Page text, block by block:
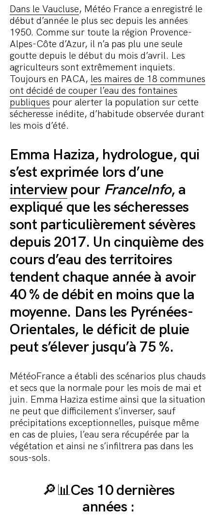
Dans le Vaucluse, Météo France a enregistré le
début d’année le plus sec depuis les années
1950. Comme sur toute la région Provence-
Alpes-Côte d’Azur, il n’a pas plu une seule
goutte depuis le début du mois d’avril. Les
agriculteurs sont extrêmement inquiets.
Toujours en PACA, les maires de 18 communes
ont décidé de couper l’eau des fontaines
publiques pour alerter la population sur cette
sécheresse inédite, d’habitude observée durant
les mois d’été.
Emma Haziza, hydrologue, qui
s’est exprimée lors d’une
interviewpour FranceInfo, a
expliqué que les sécheresses
sont particulièrement sévères
depuis 2017. Un cinquième des
cours d’eau des territoires
tendent chaque année à avoir
40 % de débit en moins que la
moyenne. Dans les Pyrénées-
Orientales, le déficit de pluie
peut s’élever jusqu’à 75 %.
MétéoFrance a établi des scénarios plus chauds
et secs que la normale pour les mois de mai et
juin. Emma Haziza estime ainsi que la situation
ne peut que difficilement s’inverser, sauf
précipitations exceptionnelles, puisque même
en cas de pluies, l’eau sera récupérée par la
végétation et ainsi ne s’infiltrera pas dans les
sous-sols.
🔎📊Ces 10 dernières
années :